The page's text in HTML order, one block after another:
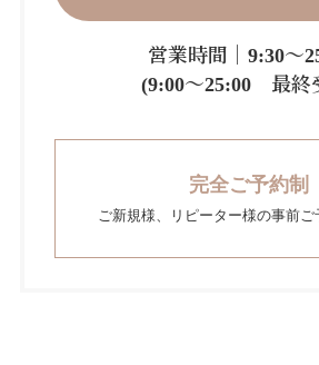
営業時間｜9:30～
(9:00～25:00 最終
完全ご予約制
ご新規様、リピーター様の事前